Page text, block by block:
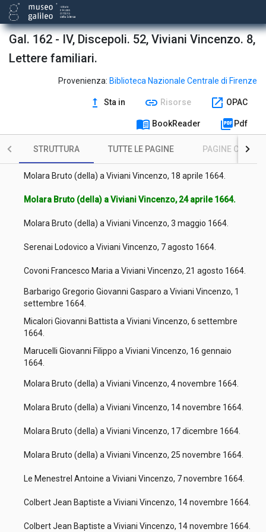
Gal. 162 - IV, Discepoli. 52, Viviani Vincenzo. 8,
Lettere familiari.
Provenienza: Biblioteca Nazionale Centrale di Firenze
upgrade Sta in link Risorse open_in_new OPAC
menu_book BookReader picture_as_pdf Pdf
STRUTTURA TUTTE LE PAGINE PAGINE CON
Molara Bruto (della) a Viviani Vincenzo, 13 marzo 1664.
Lisci Benedetto a Viviani Vincenzo, 24 marzo 1664 ab Inc. [i.e.
1665].
Molara Bruto (della) a Viviani Vincenzo, 27 marzo 1664.
Molara Bruto (della) a Viviani Vincenzo, 31 marzo 1664.
Molara Bruto (della) a Viviani Vincenzo, 8 aprile 1664.
Molara Bruto (della) a Viviani Vincenzo, 13 aprile 1664.
Molara Bruto (della) a Viviani Vincenzo, 19 aprile 1664.
Molara Bruto (della) a Viviani Vincenzo, 18 aprile 1664.
Molara Bruto (della) a Viviani Vincenzo, 24 aprile 1664.
Molara Bruto (della) a Viviani Vincenzo, 3 maggio 1664.
Serenai Lodovico a Viviani Vincenzo, 7 agosto 1664.
Covoni Francesco Maria a Viviani Vincenzo, 21 agosto 1664.
Barbarigo Gregorio Giovanni Gasparo a Viviani Vincenzo, 1
settembre 1664.
Micalori Giovanni Battista a Viviani Vincenzo, 6 settembre
1664.
Marucelli Giovanni Filippo a Viviani Vincenzo, 16 gennaio
1664.
Molara Bruto (della) a Viviani Vincenzo, 4 novembre 1664.
Molara Bruto (della) a Viviani Vincenzo, 14 novembre 1664.
Molara Bruto (della) a Viviani Vincenzo, 17 dicembre 1664.
Molara Bruto (della) a Viviani Vincenzo, 25 novembre 1664.
Le Menestrel Antoine a Viviani Vincenzo, 7 novembre 1664.
Colbert Jean Baptiste a Viviani Vincenzo, 14 novembre 1664.
Colbert Jean Baptiste a Viviani Vincenzo, 14 novembre 1664.